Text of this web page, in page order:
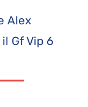
Alex
Gf Vip 6